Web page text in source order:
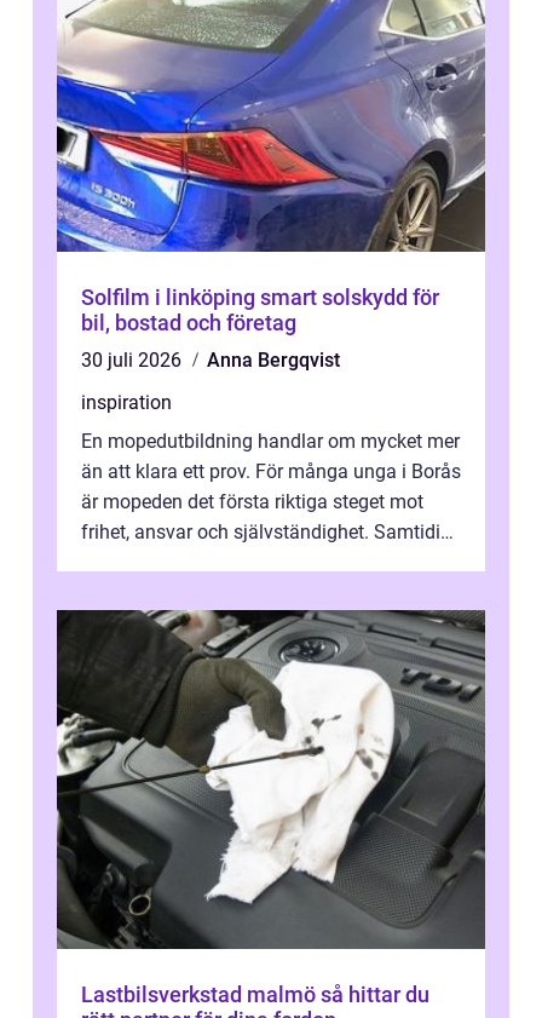
Solfilm i linköping smart solskydd för
bil, bostad och företag
30 juli 2026
Anna Bergqvist
inspiration
En mopedutbildning handlar om mycket mer
än att klara ett prov. För många unga i Borås
är mopeden det första riktiga steget mot
frihet, ansvar och självständighet. Samtidigt
Lastbilsverkstad malmö så hittar du